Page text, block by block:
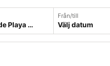
Från/till
Välj datum